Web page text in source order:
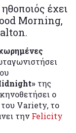
έχει
Morning,
της
ο
Variety, το
την Felicity